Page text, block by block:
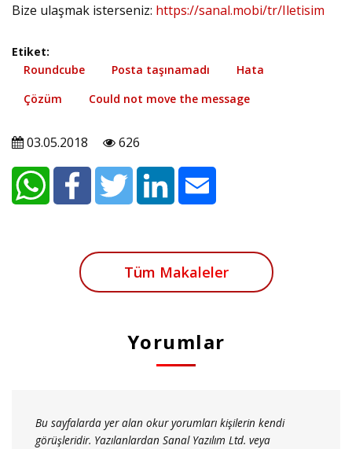
Bize ulaşmak isterseniz: https://sanal.mobi/tr/Iletisim
Etiket:
Roundcube
Posta taşınamadı
Hata
Çözüm
Could not move the message
03.05.2018 626
Tüm Makaleler
Yorumlar
Bu sayfalarda yer alan okur yorumları kişilerin kendi
görüşleridir. Yazılanlardan Sanal Yazılım Ltd. veya